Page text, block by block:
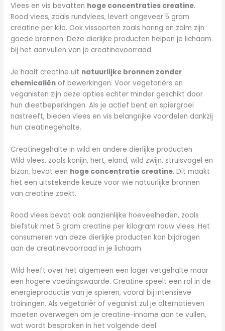
Vlees en vis bevatten hoge concentraties creatine.
Rood vlees, zoals rundvlees, levert ongeveer 5 gram
creatine per kilo. Ook vissoorten zoals haring en zalm zijn
goede bronnen. Deze dierlijke producten helpen je lichaam
bij het aanvullen van je creatinevoorraad.
Je haalt creatine uit natuurlijke bronnen zonder
chemicaliën of bewerkingen. Voor vegetariërs en
veganisten zijn deze opties echter minder geschikt door
hun dieetbeperkingen. Als je actief bent en spiergroei
nastreeft, bieden vlees en vis belangrijke voordelen dankzij
hun creatinegehalte.
Creatinegehalte in wild en andere dierlijke producten
Wild vlees, zoals konijn, hert, eland, wild zwijn, struisvogel en
bizon, bevat een hoge concentratie creatine. Dit maakt
het een uitstekende keuze voor wie natuurlijke bronnen
van creatine zoekt.
Rood vlees bevat ook aanzienlijke hoeveelheden, zoals
biefstuk met 5 gram creatine per kilogram rauw vlees. Het
consumeren van deze dierlijke producten kan bijdragen
aan de creatinevoorraad in je lichaam.
Wild heeft over het algemeen een lager vetgehalte maar
een hogere voedingswaarde. Creatine speelt een rol in de
energieproductie van je spieren, vooral bij intensieve
trainingen. Als vegetariër of veganist zul je alternatieven
moeten overwegen om je creatine-inname aan te vullen,
wat wordt besproken in het volgende deel.